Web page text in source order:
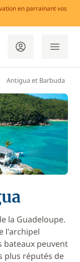
en parrainant vos
Antigua et Barbuda
la Guadeloupe.
l'archipel
bateaux peuvent
plus réputés de